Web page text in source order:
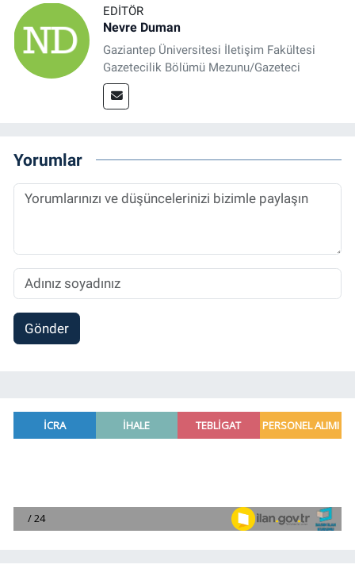
EDITÖR
Nevre Duman
Gaziantep Üniversitesi İletişim Fakültesi
Gazetecilik Bölümü Mezunu/Gazeteci
Yorumlar
Gönder